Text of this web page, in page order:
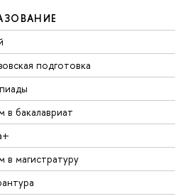
подготовка
в бакалавриат
в магистратуру